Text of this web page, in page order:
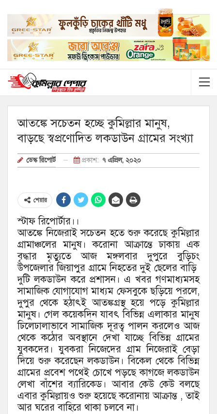
আতঙ্কে সচেতন হচ্ছে কুমিল্লার মানুষ,
বাড়ছে স্বপ্রণোদিত লকডাউন গ্রামের সংখ্যা
ডেস্ক রিপোর্ট প্রকাশ: ৭ এপ্রিল, ২০২০
শেয়ার
স্টাফ রিপোর্টার।।
আতঙ্কে নিজেরাই সচেতন হতে শুরু করেছে কুমিল্লার
গ্রামাঞ্চলের মানুষ। করোনা আক্রান্তে ঢাকায় এক
বৃদ্ধার মৃত্যুতে আজ মঙ্গলবার দুপুরে বুড়িচং
উপজেলার জিয়াপুর গ্রামে নিহতের দুই ছেলের বাড়ি
দুটি লকডাউন করে প্রশাসন। এ খবর গণমাধ্যমসহ
সামাজিক যোগাযোগ মাধ্যম ফেসবুকে ছড়িয়ে পরলে,
দুপুর থেকে হঠাৎই আতঙ্কগ্রস্থ হয়ে পড়ে কুমিল্লার
মানুষ। গেল কয়েকদিন যাবৎ বিভিন্ন এলাকার মানুষ
ঢিলেঢালাভাবে সামাজিক দূরত্ব পালন করলেও আজ
থেকে কঠোর অবস্থানে দেখা যাচ্ছে বিভিন্ন গ্রামের
যুবকদের। যুবকরা নিজেদের গ্রাম নিজেরাই বেড়া
দিয়ে শুরু করেছেন লকডাউন। বিকেল থেকে বিভিন্ন
গ্রামের প্রবেশ পথেই চোখে পড়ছে কাগজে লকডাউন
লেখা বাঁশের ব্যারিকেড। আবার কেউ কেউ বলছে
এবার কুমিল্লায়ও শুরু হয়েছে করোনায় আক্রান্ত , তাই
আর ঘরের বাহিরে থাকা চলবে না।